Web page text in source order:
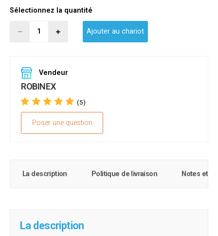
Sélectionnez la quantité
Ajouter au chariot
Vendeur
ROBINEX
(5)
Poser une question
La description Politique de livraison Notes et
La description